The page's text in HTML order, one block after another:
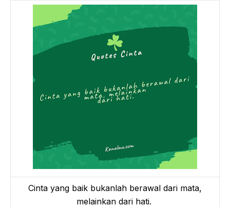
Cinta yang baik bukanlah berawal dari mata,
melainkan dari hati.